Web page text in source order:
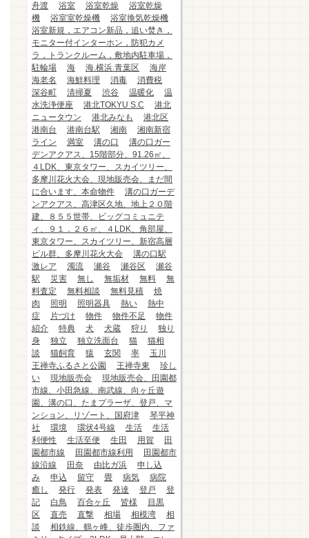
舟渡
浴室 浴室乾燥
浴室乾燥
機
浴室室乾燥機
浴室換気乾燥機
浴室新規，エアコン新品，追い焚き，
モニター付インターホン，防犯カメ
ラ，トランクルーム，敷地内駐車場，
駐輪場
海 海.横浜.青葉区
海岸
海老名
海鮮料理 消毒
消費税
深谷町
清掃夏 渋谷 温暖化
温
水洗浄便座
港北TOKYU S.C
港北
ニュータウン
港北みなも
港北区
港南台
港南台駅 湘南
湘南新宿
ライン
満室 溝の口
溝の口ガー
デンアクアス、15階部分、91.26㎡、
４LDK、東京タワー、スカイツリー、
多摩川花火大会、現地販売会、まだ間
に合います、本命物件
溝の口ガーデ
ンアクアス、高津区久地、地上２０階
建、８５５世帯、ビッグコミュニテ
ィ、９１．２６㎡、４LDK、角部屋、
東京タワー、スカイツリー、新宿高層
ビル群、多摩川花火大会
溝の口駅
激レア
濁流 瀬谷 瀬谷区
瀬谷
駅
災害 無し 無垢材 無料
無
料査定
無料相談 無料見積
焼
肉
照明 照明器具 熱い
熱中
症
片づけ 物件 物件不足
物件
紹介
特典 犬 犬蔵 狩り
独り
身
独立 独立洗面台 猫
猫相
談
猫飼育 猿 玄関 率
玉川
王禅寺ふるさと公園
王禅寺東
珍し
い
現地販売会
現地販売会、田園都
市線、小田急線、南武線、向ヶ丘遊
園、溝の口、たまプラーザ、登戸、マ
ンション、リゾート、国府津
琴平神
社
環境 環状4号線 生活
生活
利便性
生活至便 生田 用賀
田
園都市線
田園都市線利用
田園都市
線沿線
田奈 由比ガ浜
申し込
み
申込 留守 畳 病気
病院
癒し
発行 発表 発達 登戸
登
記
白鳥 百合ヶ丘 皆様
目黒
区
直売 直撃 相場 相模湾
相
談
相鉄線、鶴ヶ峰、徒歩圏内、ファ